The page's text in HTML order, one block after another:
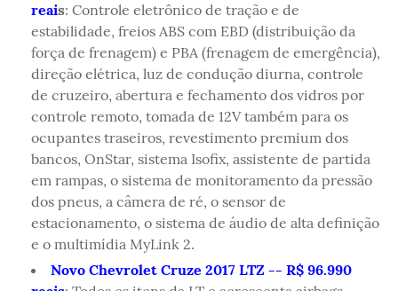
reais: Controle eletrônico de tração e de
estabilidade, freios ABS com EBD (distribuição da
força de frenagem) e PBA (frenagem de emergência),
direção elétrica, luz de condução diurna, controle
de cruzeiro, abertura e fechamento dos vidros por
controle remoto, tomada de 12V também para os
ocupantes traseiros, revestimento premium dos
bancos, OnStar, sistema Isofix, assistente de partida
em rampas, o sistema de monitoramento da pressão
dos pneus, a câmera de ré, o sensor de
estacionamento, o sistema de áudio de alta definição
e o multimídia MyLink 2.
Novo Chevrolet Cruze 2017 LTZ -- R$ 96.990